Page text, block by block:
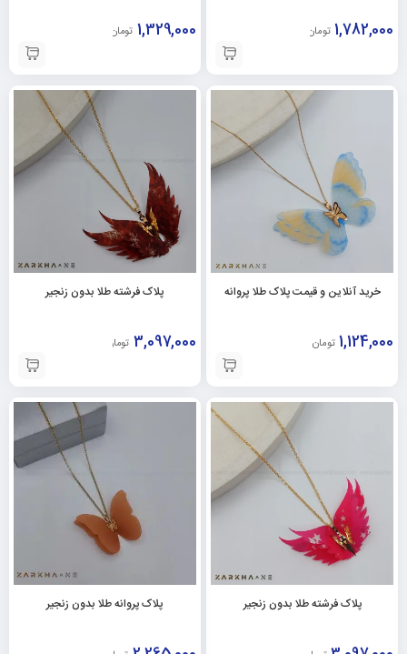
1,782,000 تومان 1,329,000 تومان
خرید آنلاین و قیمت پلاک طلا پروانه
1,124,000 تومان
پلاک فرشته طلا بدون زنجیر
3,097,000 تومان
پلاک فرشته طلا بدون زنجیر پلاک پروانه طلا بدون زنجیر